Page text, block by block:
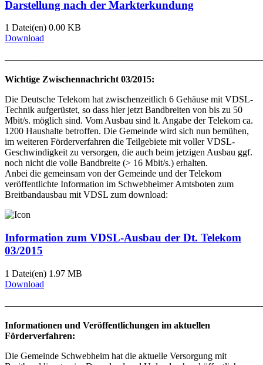
Darstellung nach der Markterkundung
1 Datei(en) 0.00 KB
Download
Wichtige Zwischennachricht 03/2015:
Die Deutsche Telekom hat zwischenzeitlich 6 Gehäuse mit VDSL-
Technik aufgerüstet, so dass hier jetzt Bandbreiten von bis zu 50
Mbit/s. möglich sind. Vom Ausbau sind lt. Angabe der Telekom ca.
1200 Haushalte betroffen. Die Gemeinde wird sich nun bemühen,
im weiteren Förderverfahren die Teilgebiete mit voller VDSL-
Geschwindigkeit zu versorgen, die auch beim jetzigen Ausbau ggf.
noch nicht die volle Bandbreite (> 16 Mbit/s.) erhalten.
Anbei die gemeinsam von der Gemeinde und der Telekom
veröffentlichte Information im Schwebheimer Amtsboten zum
Breitbandausbau mit VDSL zum download:
Information zum VDSL-Ausbau der Dt. Telekom
03/2015
1 Datei(en) 1.97 MB
Download
Informationen und Veröffentlichungen im aktuellen
Förderverfahren:
Die Gemeinde Schwebheim hat die aktuelle Versorgung mit